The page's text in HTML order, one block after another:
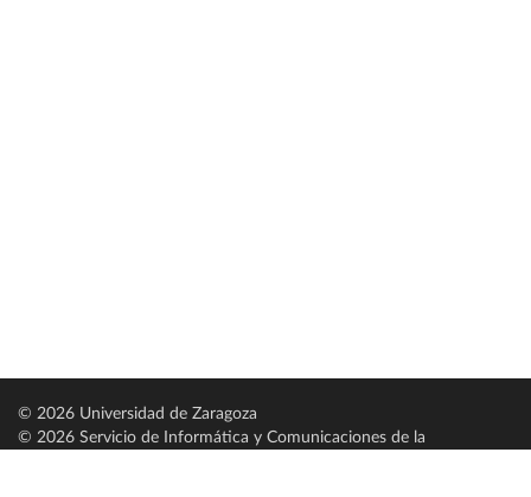
© 2026 Universidad de Zaragoza
© 2026 Servicio de Informática y Comunicaciones de la